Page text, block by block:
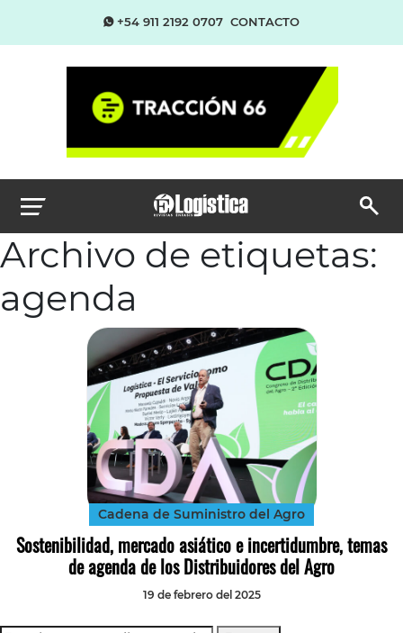
+54 911 2192 0707 CONTACTO
Archivo de etiquetas:
agenda
Cadena de Suministro del Agro
Sostenibilidad, mercado asiático e incertidumbre, temas
de agenda de los Distribuidores del Agro
19 de febrero del 2025